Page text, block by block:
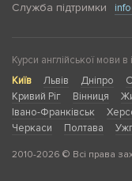
Служба підтримки
Курси англійської мови в
Київ
Львів Дніпро
Кривий Ріг
Вінниця
Івано-Франківськ
Черкаси
Полтава
2010-2026 © Всі права